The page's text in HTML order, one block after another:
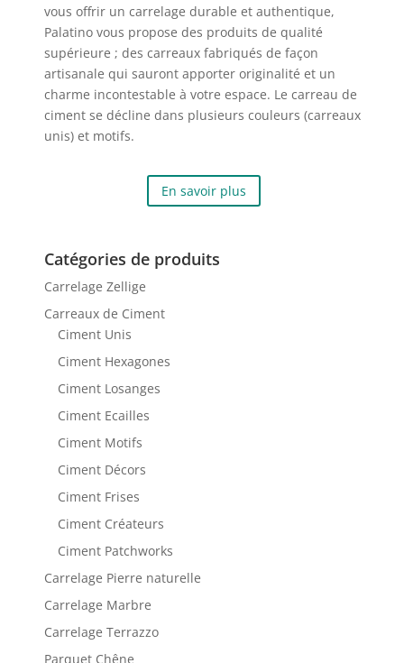
vous offrir un carrelage durable et authentique,
Palatino vous propose des produits de qualité
supérieure ; des carreaux fabriqués de façon
artisanale qui sauront apporter originalité et un
charme incontestable à votre espace. Le carreau de
ciment se décline dans plusieurs couleurs (carreaux
unis) et motifs.
En savoir plus
Catégories de produits
Carrelage Zellige
Carreaux de Ciment
Ciment Unis
Ciment Hexagones
Ciment Losanges
Ciment Ecailles
Ciment Motifs
Ciment Décors
Ciment Frises
Ciment Créateurs
Ciment Patchworks
Carrelage Pierre naturelle
Carrelage Marbre
Carrelage Terrazzo
Parquet Chêne